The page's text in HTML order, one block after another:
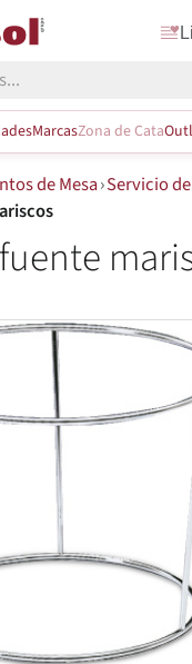
MarcasZona de Cata
de Mesa›Servicio